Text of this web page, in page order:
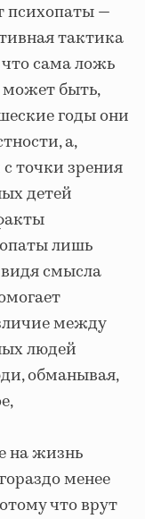
психопаты —
тактика
сама ложь
может быть,
годы они
а,
точки зрения
детей
лишь
видя смысла
между
людей
обманывая,
на жизнь
менее
что врут